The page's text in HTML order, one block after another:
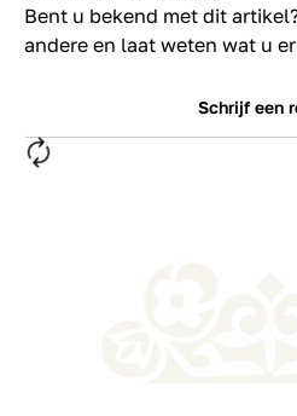
Bent u bekend met dit
andere en laat weten wat u
Schrijf een